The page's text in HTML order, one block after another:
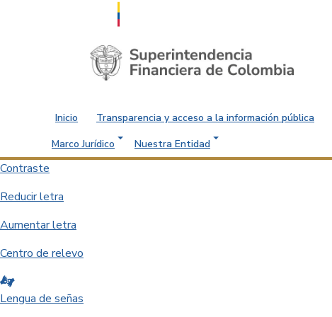
Saltar al contenido principal
Inicio Transparencia y acceso a la información pública
Marco Jurídico
Nuestra Entidad
Contraste
Reducir letra
Aumentar letra
Centro de relevo
Lengua de señas